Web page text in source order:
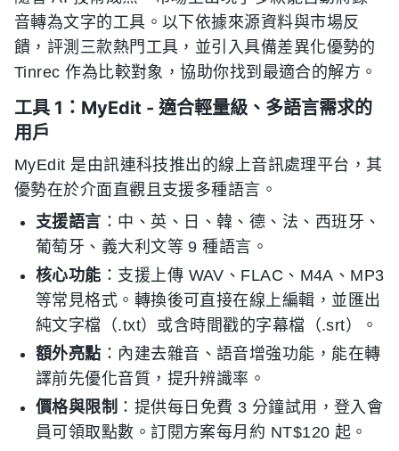
音轉為文字的工具。以下依據來源資料與市場反
饋，評測三款熱門工具，並引入具備差異化優勢的
Tinrec 作為比較對象，協助你找到最適合的解方。
工具 1：MyEdit - 適合輕量級、多語言需求的
用戶
MyEdit 是由訊連科技推出的線上音訊處理平台，其
優勢在於介面直觀且支援多種語言。
支援語言 ：中、英、日、韓、德、法、西班牙、
葡萄牙、義大利文等 9 種語言。
核心功能 ：支援上傳 WAV、FLAC、M4A、MP3
等常見格式。轉換後可直接在線上編輯，並匯出
純文字檔（.txt）或含時間戳的字幕檔（.srt）。
額外亮點 ：內建去雜音、語音增強功能，能在轉
譯前先優化音質，提升辨識率。
價格與限制 ：提供每日免費 3 分鐘試用，登入會
員可領取點數。訂閱方案每月約 NT$120 起。